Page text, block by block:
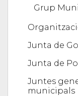
Grup
Junta de
Junta de
Juntes
municipals